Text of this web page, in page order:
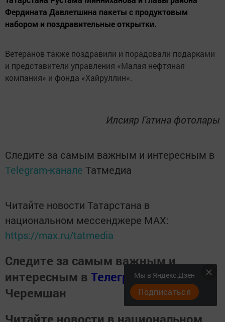
Фердината Давлетшина пакеты с продуктовым
набором и поздравительные открытки.
Ветеранов также поздравили и порадовали подарками
и представители управления «Малая нефтяная
компания» и фонда «Хайруллин».
Илсияр Гатина фотолары
Следите за самым важным и интересным в
Telegram-канале Татмедиа
Читайте новости Татарстана в
национальном мессенджере MАХ:
https://max.ru/tatmedia
Следите за самым важным и
интересным в Телеграм канале Наш
Черемшан
Мы в Яндекс.Дзен
Подписаться